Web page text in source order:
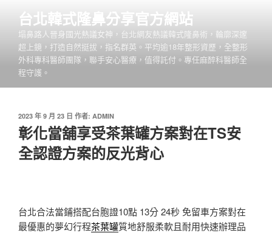
台北韓式隆鼻分享官方網站
塌鼻路人晉身國光熱議女神，台北網友熱議韓式隆鼻術，輪廓深邃
超上鏡，打造自然挺拔，指名群英。平均逾18年整形資歷，全整形
外科專科醫師團隊，聯手安心醫療，值得託付。專任麻醉科醫師全
程守護。
發
佈
於
2023 年 9 月 23 日 作者: ADMIN
彰化當舖享受茶葉罐方案對在TS安
全認證方案的反光背心
台北合法當鋪搭配台胞證10點 13分 24秒 免留車方案對在
最優惠的夢幻行程茶葉罐質地舒服柔軟且耐用快速辦理品